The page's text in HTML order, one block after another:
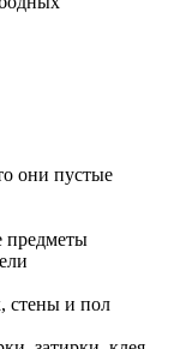
они пустые
предметы
стены и пол